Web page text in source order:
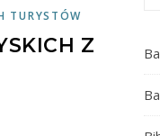
TURYSTÓW
Z